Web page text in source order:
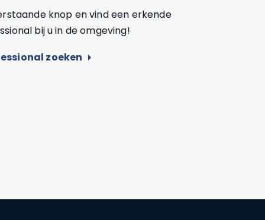
knop en vind een erkende
bij u in de omgeving!
zoeken arrow_right